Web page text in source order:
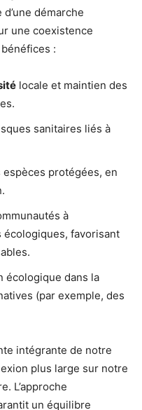
démarche
une coexistence
:
locale et maintien des
sanitaires liés à
protégées, en
à
écologiques, favorisant
écologique dans la
(par exemple, des
intégrante de notre
plus large sur notre
L’approche
un équilibre